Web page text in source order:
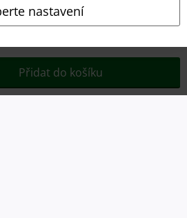
nastavení
Přidat do košíku